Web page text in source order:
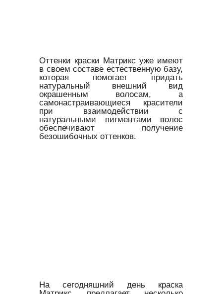
Оттенки краски Матрикс уже имеют
в своем составе естественную базу,
которая помогает придать
натуральный внешний вид
окрашенным волосам, а
самонастраивающиеся красители
при взаимодействии с
натуральными пигментами волос
обеспечивают получение
безошибочных оттенков.
На сегодняшний день краска